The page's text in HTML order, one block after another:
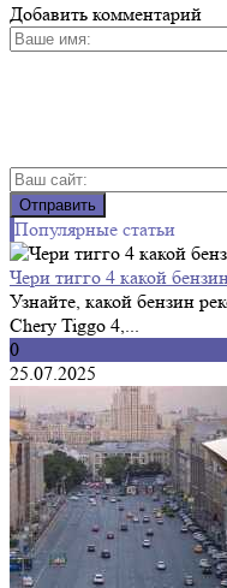
Добавить комментарий
Популярные статьи
Чери тигго 4 какой
Узнайте, какой бензин
Chery Tiggo 4,...
0
25.07.2025